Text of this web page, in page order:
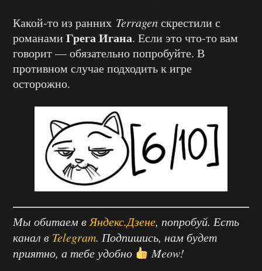
Какой-то из ранних Terragenскрестили с
романами Грега Игана. Если это что-то вам
говорит — обязательно попробуйте. В
противном случае подходить к игре
осторожно.
Мы обитаем в Яндекс.Дзене, попробуй. Есть
канал в Telegram. Подпишись, нам будет
приятно, а тебе удобно
Meow!